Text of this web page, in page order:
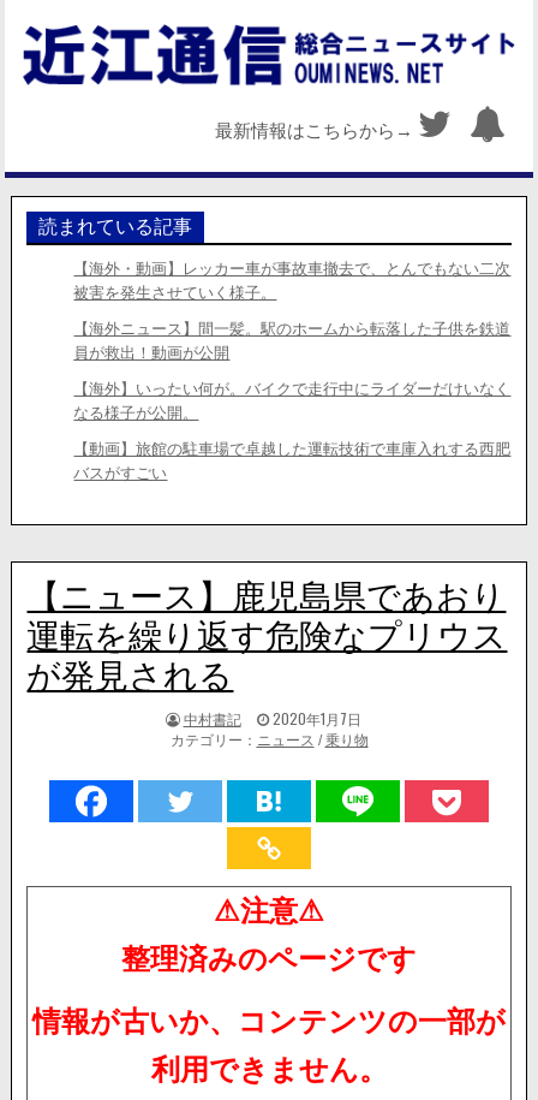
最新情報はこちらから→
読まれている記事
【海外・動画】レッカー車が事故車撤去で、とんでもない二次
被害を発生させていく様子。
【海外ニュース】間一髪。駅のホームから転落した子供を鉄道
員が救出！動画が公開
【海外】いったい何が。バイクで走行中にライダーだけいなく
なる様子が公開。
【動画】旅館の駐車場で卓越した運転技術で車庫入れする西肥
バスがすごい
【ニュース】鹿児島県であおり
運転を繰り返す危険なプリウス
が発見される
著
者:
中村書記
掲
載
2020年1月7日
カテゴリー： ニュース /乗り物
⚠注意⚠
整理済みのページです
情報が古いか、コンテンツの一部が
利用できません。